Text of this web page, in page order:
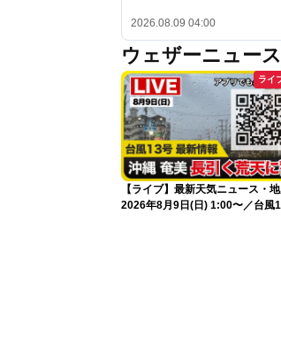
2026.08.09 04:00
ウェザーニュー
ライ
【ライブ】最新天気ニュース・
2026年8月9日(日) 1:00〜／台風